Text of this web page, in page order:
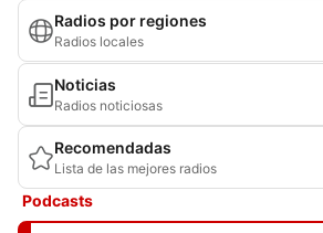
Radios por regiones
Radios locales
Noticias
Radios noticiosas
Recomendadas
Lista de las mejores radios
Podcasts